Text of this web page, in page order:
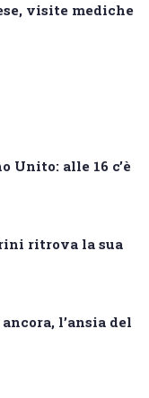
visite mediche
Unito: alle 16 c’è
ritrova la sua
l’ansia del